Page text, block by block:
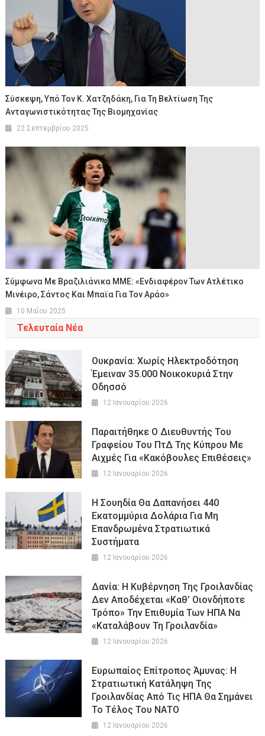
Σύσκεψη, Υπό Τον Κ. Χατζηδάκη, Για Τη Βελτίωση Της
Ανταγωνιστικότητας Της Βιομηχανίας
22 Σεπτεμβρίου 2025
Σύμφωνα Με Βραζιλιάνικα ΜΜΕ: «Ενδιαφέρον Των Ατλέτικο
Μινέιρο, Σάντος Και Μπαϊα Για Τον Αράο»
10 Μαΐου 2025
Τελευταία Νέα
Ουκρανία: Χωρίς Ηλεκτροδότηση
Έμειναν 35.000 Νοικοκυριά Στην
Οδησσό
12 Ιανουαρίου 2026
Παραιτήθηκε Ο Διευθυντής Του
Γραφείου Του ΠτΔ Της Κύπρου Με
Αιχμές Για «κακόβουλες Επιθέσεις»
12 Ιανουαρίου 2026
Η Σουηδία Θα Δαπανήσει 440
Εκατομμύρια Δολάρια Για Μη
Επανδρωμένα Στρατιωτικά
Συστήματα
12 Ιανουαρίου 2026
Δανία: Η Κυβέρνηση Της Γροιλανδίας
Δεν Αποδέχεται «καθ’ Οιονδήποτε
Τρόπο» Την Επιθυμία Των ΗΠΑ Να
«καταλάβουν Τη Γροιλανδία»
12 Ιανουαρίου 2026
Ευρωπαίος Επίτροπος Άμυνας: Η
Στρατιωτική Κατάληψη Της
Γροιλανδίας Από Τις ΗΠΑ Θα Σημάνει
Το Τέλος Του ΝΑΤΟ
12 Ιανουαρίου 2026